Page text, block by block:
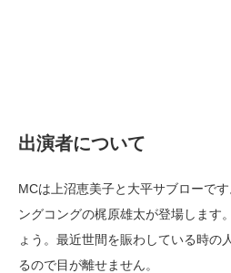
出演者について
MCは上沼恵美子と大平サブローで
ングコングの梶原雄太が登場します
ょう。最近世間を賑わしている時の
るので目が離せません。